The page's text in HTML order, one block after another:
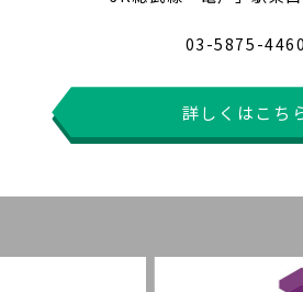
03-5875-4460
詳しくはこち